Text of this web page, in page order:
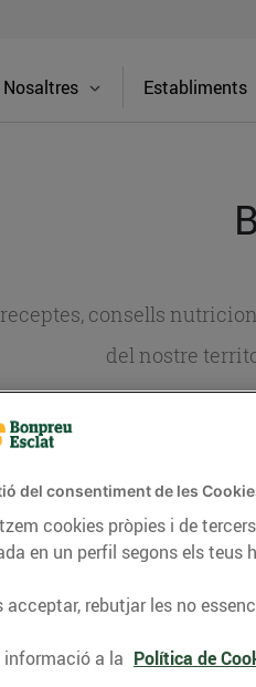
Nosaltres Establiments
consells
del nostre
del consentiment de les
cookies pròpies i de
en un perfil segons els teus
acceptar, rebutjar les no
informació a la Política de